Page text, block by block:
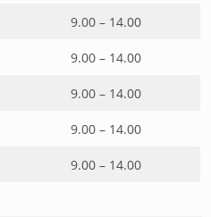
9.00 – 14.00
9.00 – 14.00
9.00 – 14.00
9.00 – 14.00
9.00 – 14.00